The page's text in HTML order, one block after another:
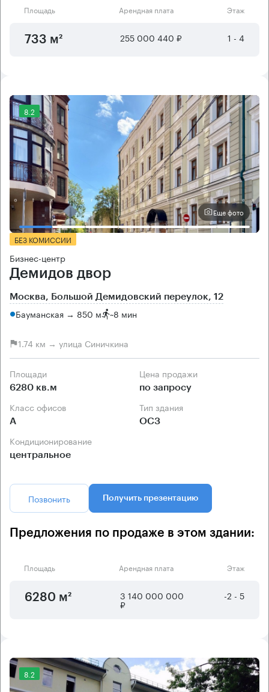
Площадь Арендная плата Этаж
733 м² 255 000 440 ₽ 1 - 4
8.2
Еще фото
БЕЗ КОМИССИИ
Бизнес-центр
Демидов двор
Москва, Большой Демидовский переулок, 12
Бауманская → 850 м ~8 мин
1.74 км → улица Синичкина
Площади
6280 кв.м
Цена продажи
по запросу
Класс офисов
А
Тип здания
ОСЗ
Кондиционирование
центральное
Позвонить Получить презентацию
Предложения по продаже в этом здании:
Площадь Арендная плата Этаж
6280 м² 3 140 000 000
₽
-2 - 5
8.2